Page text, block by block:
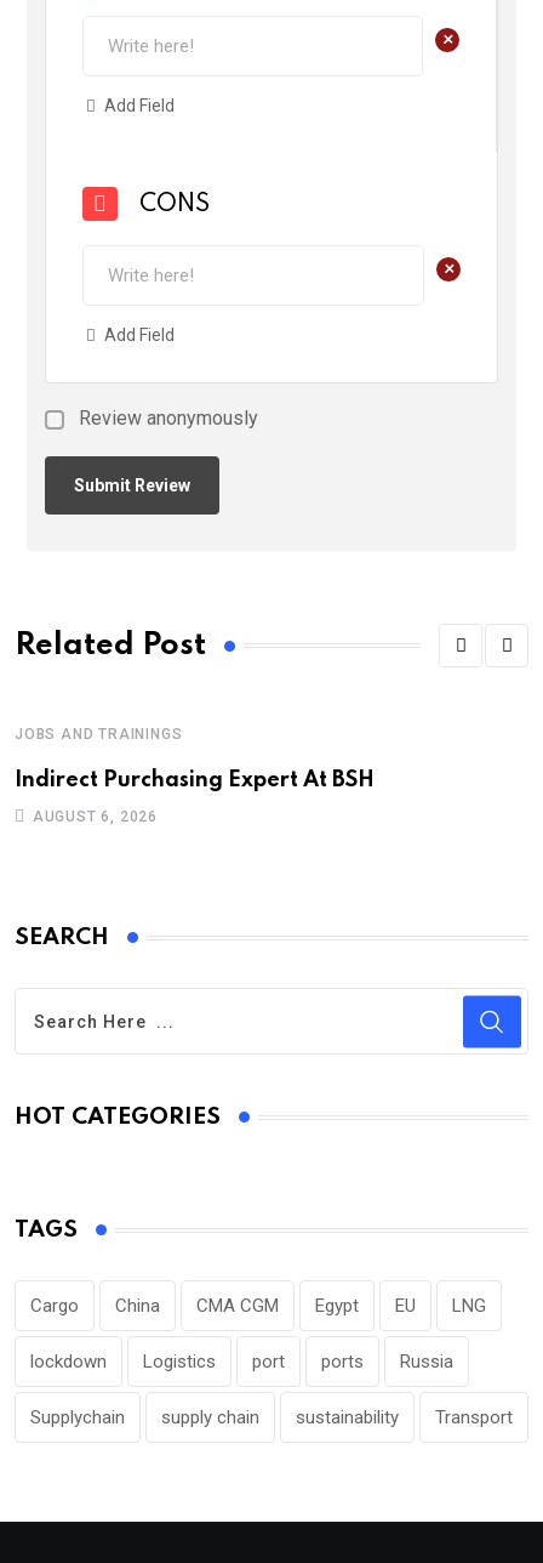
+
Add Field
CONS
+
Add Field
Review anonymously
Related Post
JOBS AND TRAININGS
Indirect Purchasing Expert At BSH
AUGUST 6, 2026
SEARCH
HOT CATEGORIES
TAGS
Cargo China CMA CGM Egypt EU LNG
lockdown Logistics port ports Russia
Supplychain supply chain sustainability Transport